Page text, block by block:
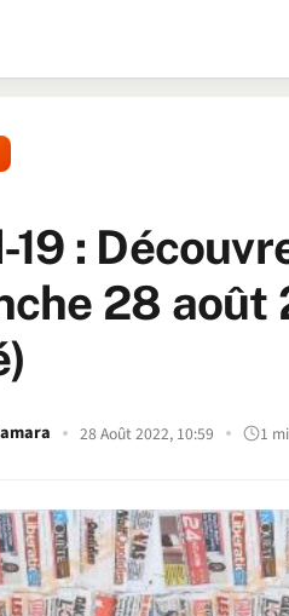
19 :
28
28 Août 2022, 10:59 1